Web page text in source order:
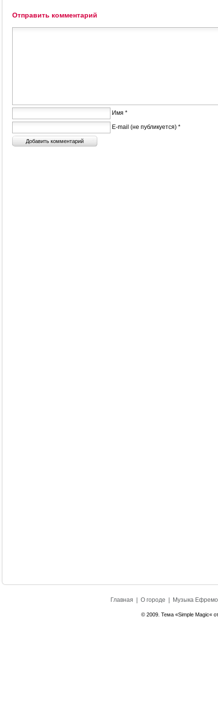
Отправить комментарий
Имя *
E-mail (не публикуется) *
Главная О городе Музыка
© 2009. Тема «Simple Magic«